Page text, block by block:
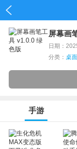
屏幕画
日期：
分类： 桌
手游